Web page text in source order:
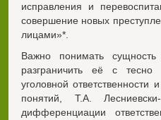
исправления и
совершение новых
лицами»*.
Важно понимать
разграничить её с
уголовной
понятий, Т.А.
дифференциации